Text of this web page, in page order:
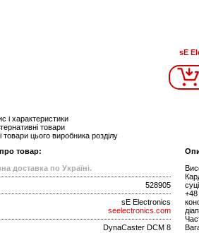
sE
і характеристики
товари
товари цього виробника розділу
товар:
доставка по Україні.
528905
sE Electronics
seelectronics.com
DynaCaster DCM 8
+48